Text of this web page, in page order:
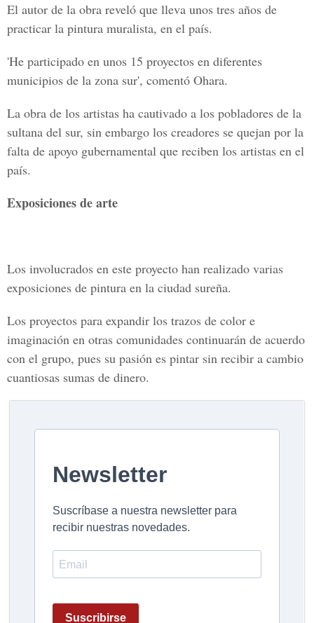
El autor de la obra reveló que lleva unos tres años de
practicar la pintura muralista, en el país.
'He participado en unos 15 proyectos en diferentes
municipios de la zona sur', comentó Ohara.
La obra de los artistas ha cautivado a los pobladores de la
sultana del sur, sin embargo los creadores se quejan por la
falta de apoyo gubernamental que reciben los artistas en el
país.
Exposiciones de arte
Los involucrados en este proyecto han realizado varias
exposiciones de pintura en la ciudad sureña.
Los proyectos para expandir los trazos de color e
imaginación en otras comunidades continuarán de acuerdo
con el grupo, pues su pasión es pintar sin recibir a cambio
cuantiosas sumas de dinero.